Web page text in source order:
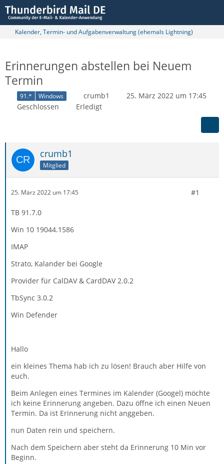
Kalender, Termin- und Aufgabenverwaltung (ehemals Lightning)
Erinnerungen abstellen bei Neuem
Termin
91.* Windows crumb1
25. März 2022 um 17:45
Geschlossen
Erledigt
crumb1
Mitglied
25. März 2022 um 17:45 #1
TB 91.7.0
Win 10 19044.1586
IMAP
Strato, Kalander bei Google
Provider für CalDAV & CardDAV 2.0.2
TbSync 3.0.2
Win Defender
Hallo
ein kleines Thema hab ich zu lösen! Brauch aber Hilfe von
euch.
Beim Anlegen eines Termines im Kalender (Googel) möchte
ich keine Erinnerung angeben. Dazu öffne ich einen Neuen
Termin. Da ist Erinnerung nicht anggeben.
nun Daten rein und speichern.
Nach dem Speichern aber steht da Erinnerung 10 Min vor
Beginn.